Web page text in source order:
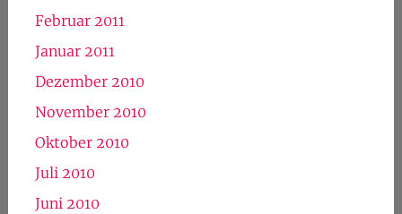
Februar 2011
Januar 2011
Dezember 2010
November 2010
Oktober 2010
Juli 2010
Juni 2010